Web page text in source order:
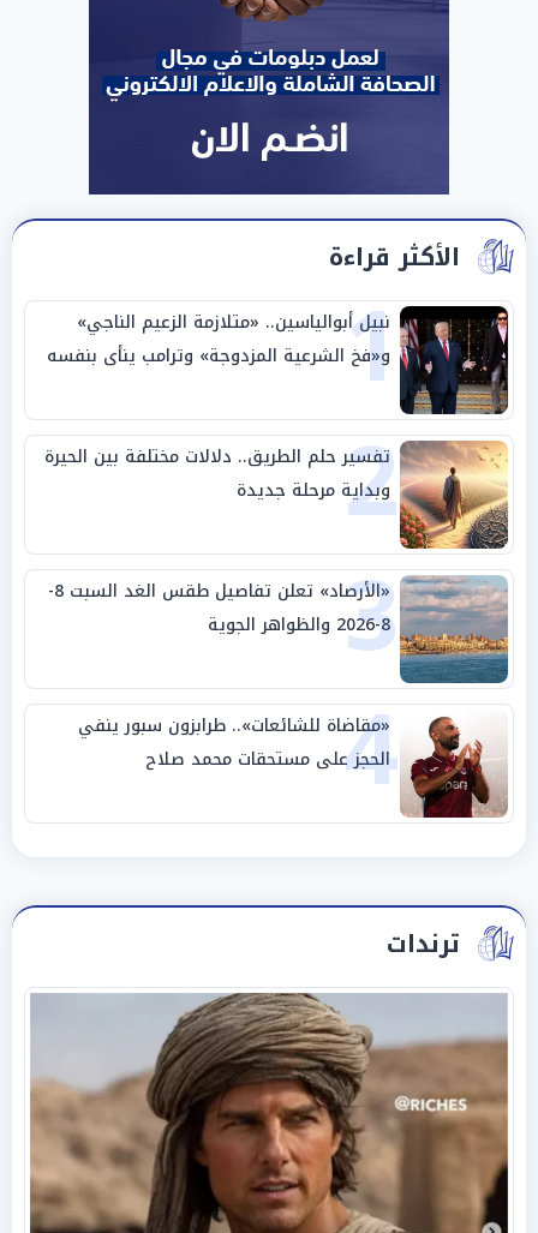
الأكثر قراءة
1
نبيل أبوالياسين.. «متلازمة الزعيم الناجي»
و«فخ الشرعية المزدوجة» وترامب ينأى بنفسه
وحليفه في «ميتم استراتيجي»
2
تفسير حلم الطريق.. دلالات مختلفة بين الحيرة
وبداية مرحلة جديدة
3
«الأرصاد» تعلن تفاصيل طقس الغد السبت 8-
8-2026 والظواهر الجوية
4
«مقاضاة للشائعات».. طرابزون سبور ينفي
الحجز على مستحقات محمد صلاح
ترندات